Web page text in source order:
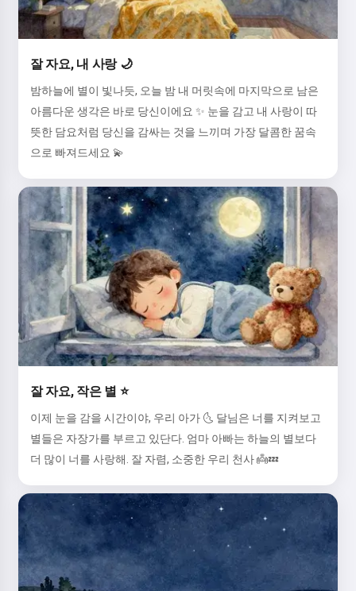
잘 자요, 내 사랑 🌙
밤하늘에 별이 빛나듯, 오늘 밤 내 머릿속에 마지막으로 남은
아름다운 생각은 바로 당신이에요 ✨ 눈을 감고 내 사랑이 따
뜻한 담요처럼 당신을 감싸는 것을 느끼며 가장 달콤한 꿈속
으로 빠져드세요 💫
잘 자요, 작은 별 ⭐
이제 눈을 감을 시간이야, 우리 아가 🌜 달님은 너를 지켜보고
별들은 자장가를 부르고 있단다. 엄마 아빠는 하늘의 별보다
더 많이 너를 사랑해. 잘 자렴, 소중한 우리 천사 👼💤